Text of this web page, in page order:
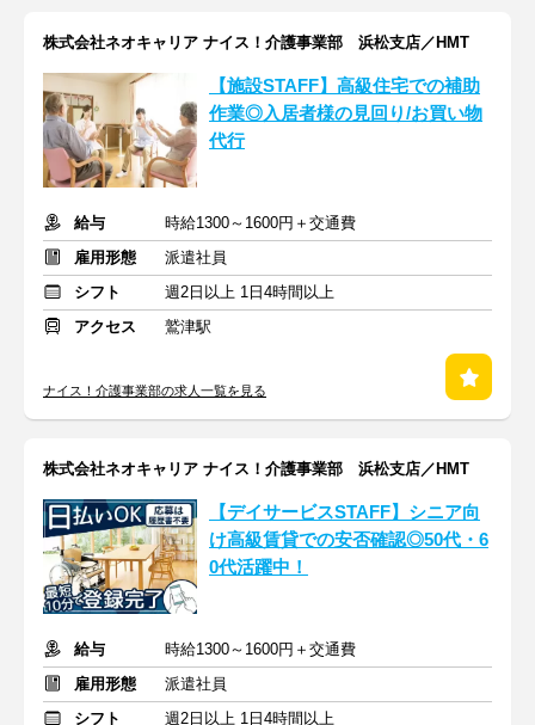
株式会社ネオキャリア ナイス！介護事業部 浜松支店／HMT
【施設STAFF】高級住宅での補助
作業◎入居者様の見回り/お買い物
代行
給与
時給1300～1600円＋交通費
雇用形態
派遣社員
シフト
週2日以上 1日4時間以上
アクセス
鷲津駅
ナイス！介護事業部の求人一覧を見る
株式会社ネオキャリア ナイス！介護事業部 浜松支店／HMT
【デイサービスSTAFF】シニア向
け高級賃貸での安否確認◎50代・6
0代活躍中！
給与
時給1300～1600円＋交通費
雇用形態
派遣社員
シフト
週2日以上 1日4時間以上